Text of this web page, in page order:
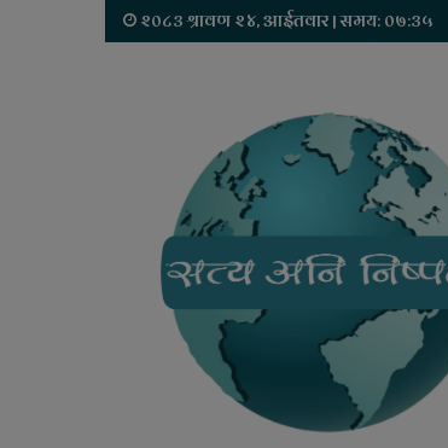
२०८३ श्रावण २४, आईतवार | समय: ०७:३५